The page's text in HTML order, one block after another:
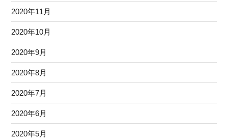
2020年11月
2020年10月
2020年9月
2020年8月
2020年7月
2020年6月
2020年5月